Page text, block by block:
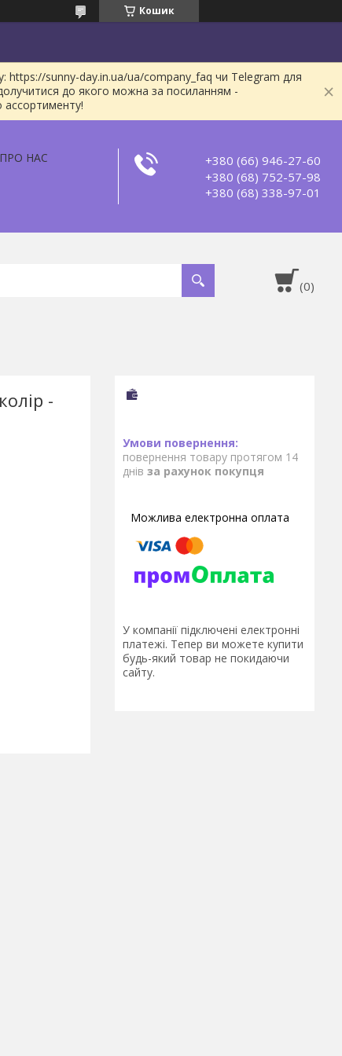
Кошик
https://sunny-day.in.ua/ua/company_faq чи Telegram для
до якого можна за посиланням -
ПРО НАС
+380 (66) 946-27-60
+380 (68) 752-57-98
+380 (68) 338-97-01
-
повернення товару протягом 14
днів за рахунок покупця
У компанії підключені електронні
платежі. Тепер ви можете купити
будь-який товар не покидаючи
сайту.